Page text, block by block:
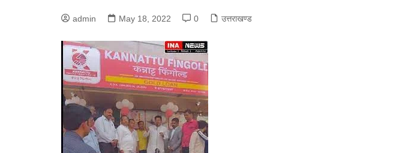
admin May 18, 2022 0 उत्तराखण्ड